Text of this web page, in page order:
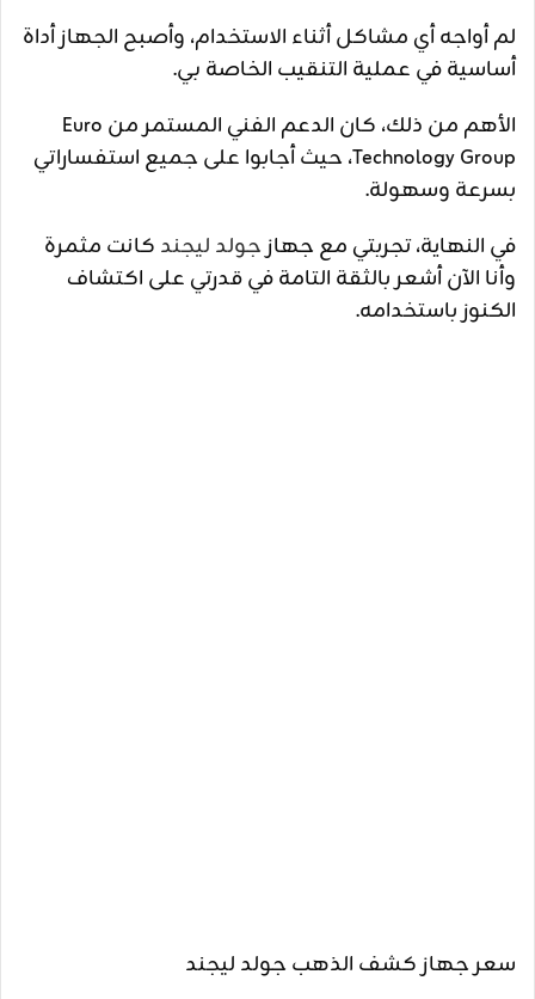
لم أواجه أي مشاكل أثناء الاستخدام، وأصبح الجهاز أداة
أساسية في عملية التنقيب الخاصة بي.
الأهم من ذلك، كان الدعم الفني المستمر من Euro
Technology Group، حيث أجابوا على جميع استفساراتي
بسرعة وسهولة.
في النهاية، تجربتي مع جهازجولد ليجند كانت مثمرة
وأنا الآن أشعر بالثقة التامة في قدرتي على اكتشاف
الكنوز باستخدامه.
سعر جهاز كشف الذهب جولد ليجند